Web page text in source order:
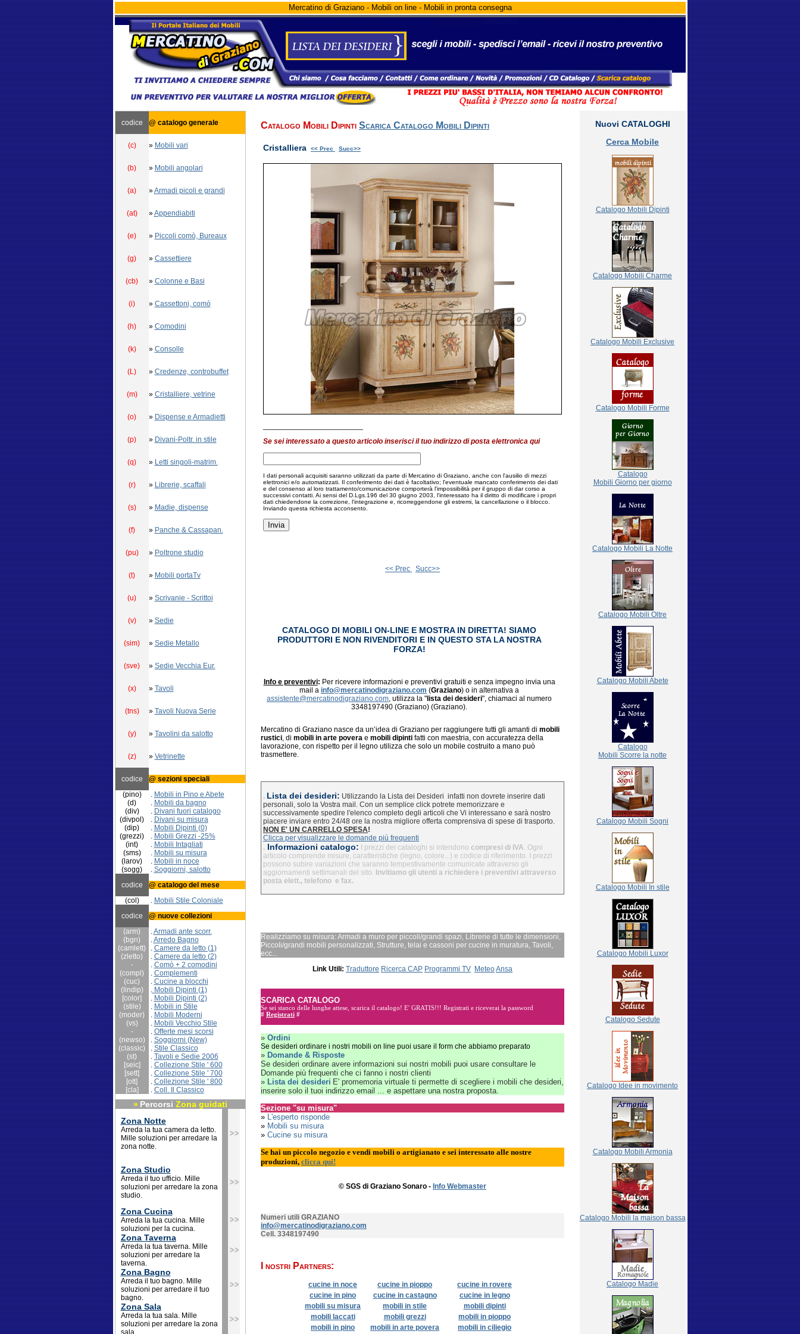
Mercatino di Graziano - Mobili on line - Mobili in pronta consegna
codice @ catalogo generale
(c) » Mobili vari
(b) » Mobili angolari
(a) »Armadi picoli e grandi
(at) »Appendiabiti
(e) » Piccoli comò, Bureaux
(g) » Cassettiere
(cb) » Colonne e Basi
(i) » Cassettoni, comò
(h) » Comodini
(k) » Consolle
(L) » Credenze, controbuffet
(m) » Cristalliere, vetrine
(o) » Dispense e Armadietti
(p) » Divani-Poltr. in stile
(q) » Letti singoli-matrim.
(r) » Librerie, scaffali
(s) » Madie, dispense
(f) » Panche & Cassapan.
(pu) » Poltrone studio
(t) » Mobili portaTv
(u) » Scrivanie - Scrittoi
(v) » Sedie
(sim) » Sedie Metallo
(sve) » Sedie Vecchia Eur.
(x) » Tavoli
(tns) » Tavoli Nuova Serie
(y) » Tavolini da salotto
(z) » Vetrinette
codice
@ sezioni speciali
(pino)
. Mobili in Pino e Abete
(d)
. Mobili da bagno
(div)
. Divani fuori catalogo
(divpol)
. Divani su misura
(dip)
. Mobili Dipinti (0)
(grezzi)
. Mobili Grezzi -25%
(int)
. Mobili Intagliati
(sms)
. Mobili su misura
(larov)
. Mobili in noce
(sogg)
. Soggiorni, salotto
codice
@ catalogo del mese
(col)
. Mobili Stile Coloniale
codice
@ nuove collezioni
(arm)
.Armadi ante scorr.
(bgn)
.Arredo Bagno
(camlett)
. Camere da letto (1)
(zletto)
. Camere da letto (2)
-
. Comò + 2 comodini
(compl)
. Complementi
(cuc)
. Cucine a blocchi
(lindip)
.Mobili Dipinti (1)
[color]
. Mobili Dipinti (2)
(stile)
. Mobili in Stile
(moder)
. Mobili Moderni
(vs)
. Mobili Vecchio Stile
-
. Offerte mesi scorsi
(newso)
. Soggiorni (New)
(classic)
. Stile Classico
(st)
. Tavoli e Sedie 2006
[seic]
. Collezione Stile ' 600
[sett]
. Collezione Stile ' 700
[ott]
. Collezione Stile ' 800
[cla]
. Coll. Il Classico
» Percorsi Zona guidati
Zona Notte
Arreda la tua camera da letto.
Mille soluzioni per arredare la
zona notte.
Zona Studio
Arreda il tuo ufficio. Mille
soluzioni per arredare la zona
studio.
Zona Cucina
Arreda la tua cucina. Mille
soluzioni per la cucina.
Zona Taverna
Arreda la tua taverna. Mille
soluzioni per arredare la
taverna.
Zona Bagno
Arreda il tuo bagno. Mille
soluzioni per arredare il tuo
bagno.
Zona Sala
Arreda la tua sala. Mille
soluzioni per arredare la zona
sala.
Catalogo Mobili Dipinti Scarica Catalogo Mobili Dipinti
Cristalliera << Prec Succ>>
Se sei interessato a questo articolo inserisci il tuo indirizzo di posta elettronica qui
I dati personali acquisiti saranno utilizzati da parte di Mercatino di Graziano, anche con l'ausilio di mezzi
elettronici e/o automatizzati. Il conferimento dei dati è facoltativo; l'eventuale mancato conferimento dei dati
e del consenso al loro trattamento/comunicazione comporterà l'impossibilità per il gruppo di dar corso a
successivi contatti. Ai sensi del D.Lgs.196 del 30 giugno 2003, l'interessato ha il diritto di modificare i propri
dati chiedendone la correzione, l'integrazione e, ricorreggendone gli estremi, la cancellazione o il blocco.
Inviando questa richiesta acconsento.
<< Prec Succ>>
CATALOGO DI MOBILI ON-LINE E MOSTRA IN DIRETTA! SIAMO
PRODUTTORI E NON RIVENDITORI E IN QUESTO STA LA NOSTRA
FORZA!
Info e preventivi: Per ricevere informazioni e preventivi gratuiti e senza impegno invia una
mail a info@mercatinodigraziano.com (Graziano) o in alternativa a
assistente@mercatinodigraziano.com, utilizza la " lista dei desideri", chiamaci al numero
3348197490 (Graziano) (Graziano).
Mercatino di Graziano nasce da un’idea di Graziano per raggiungere tutti gli amanti di mobili
rustici, di mobili in arte povera e mobili dipinti fatti con maestria, con accuratezza della
lavorazione, con rispetto per il legno utilizza che solo un mobile costruito a mano può
trasmettere.
. Lista dei desideri: Utilizzando la Lista dei Desideri infatti non dovrete inserire dati
personali, solo la Vostra mail. Con un semplice click potrete memorizzare e
successivamente spedire l'elenco completo degli articoli che Vi interessano e sarà nostro
piacere inviare entro 24/48 ore la nostra migliore offerta comprensiva di spese di trasporto.
NON E' UN CARRELLO SPESA!
Clicca per visualizzare le domande più frequenti
. Informazioni catalogo: I prezzi dei cataloghi si intendono compresi di IVA. Ogni
articolo comprende misure, caratteristiche (legno, colore...) e codice di riferimento. I prezzi
possono subire variazioni che saranno tempestivamente comunicate attraverso gli
aggiornamenti settimanali del sito. Invitiamo gli utenti a richiedere i preventivi attraverso
posta elett., telefono e fax.
Realizziamo su misura: Armadi a muro per piccoli/grandi spazi, Librerie di tutte le dimensioni,
Piccoli/grandi mobili personalizzati, Strutture, telai e cassoni per cucine in muratura, Tavoli,
ecc...
Link Utili: Traduttore Ricerca CAP Programmi TV MeteoAnsa
SCARICA CATALOGO
Se sei stanco delle lunghe attese, scarica il catalogo! E' GRATIS!!! Registrati e riceverai la password
# Registrati #
» Ordini
Se desideri ordinare i nostri mobili on line puoi usare il form che abbiamo preparato
» Domande & Risposte
Se desideri ordinare avere informazioni sui nostri mobili puoi usare consultare le
Domande più frequenti che ci fanno i nostri clienti
» Lista dei desideri E' promemoria virtuale ti permette di scegliere i mobili che desideri,
inserire solo il tuoi indirizzo email ... e aspettare una nostra proposta.
Sezione "su misura"
» L'esperto risponde
» Mobili su misura
» Cucine su misura
Se hai un piccolo negozio e vendi mobili o artigianato e sei interessato alle nostre
produzioni, clicca qui!
© SGS di Graziano Sonaro - Info Webmaster
Numeri utili GRAZIANO
info@mercatinodigraziano.com
Cell. 3348197490
I nostri Partners:
cucine in noce cucine in pioppo
cucine in rovere
cucine in pino
cucine in castagno
cucine in legno
mobili su misura
mobili in stile
mobili dipinti
mobili laccati
mobili grezzi
mobili in pioppo
mobili in pino
mobili in arte povera mobili in ciliegio
Nuovi CATALOGHI
Cerca Mobile
Catalogo Mobili Dipinti
Catalogo Mobili Charme
Catalogo Mobili Exclusive
Catalogo Mobili Forme
Catalogo
Mobili Giorno per giorno
Catalogo Mobili La Notte
Catalogo Mobili Oltre
Catalogo Mobili Abete
Catalogo
Mobili Scorre la notte
Catalogo Mobili Sogni
Catalogo Mobili In stile
Catalogo Mobili Luxor
Catalogo Sedute
Catalogo Idee in movimento
Catalogo Mobili Armonia
Catalogo Mobili la maison bassa
Catalogo Madie